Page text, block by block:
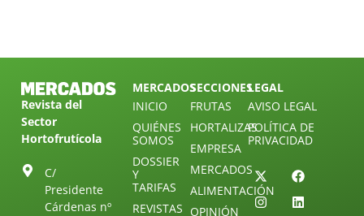
Revista del
Sector
Hortofrutícola
C/
Presidente
Cárdenas nº
MERCADOS
INICIO
QUIÉNES
SOMOS
DOSSIER
Y
TARIFAS
REVISTAS
SECCIONES
FRUTAS
HORTALIZAS
EMPRESA
MERCADOS
ALIMENTACIÓN
OPINIÓN
LEGAL
AVISO LEGAL
POLÍTICA DE
PRIVACIDAD